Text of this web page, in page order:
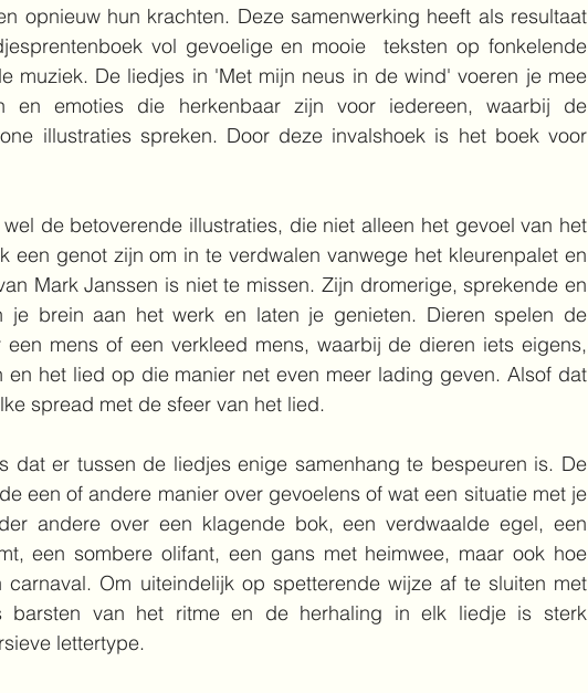
opnieuw hun krachten. Deze samenwerking heeft als resultaat
vol gevoelige en mooie  teksten op fonkelende
muziek. De liedjes in 'Met mijn neus in de wind' voeren je mee
en emoties die herkenbaar zijn voor iedereen, waarbij de
illustraties spreken. Door deze invalshoek is het boek voor
de betoverende illustraties, die niet alleen het gevoel van het
een genot zijn om in te verdwalen vanwege het kleurenpalet en
Mark Janssen is niet te missen. Zijn dromerige, sprekende en
je brein aan het werk en laten je genieten. Dieren spelen de
mens of een verkleed mens, waarbij de dieren iets eigens,
en het lied op die manier net even meer lading geven. Alsof dat
spread met de sfeer van het lied.
dat er tussen de liedjes enige samenhang te bespeuren is. De
een of andere manier over gevoelens of wat een situatie met je
andere over een klagende bok, een verdwaalde egel, een
een sombere olifant, een gans met heimwee, maar ook hoe
Om uiteindelijk op spetterende wijze af te sluiten met
barsten van het ritme en de herhaling in elk liedje is sterk
lettertype.